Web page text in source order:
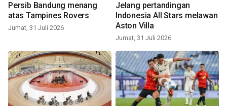
Persib Bandung menang
atas Tampines Rovers
Jumat, 31 Juli 2026
Jelang pertandingan
Indonesia All Stars melawan
Aston Villa
Jumat, 31 Juli 2026